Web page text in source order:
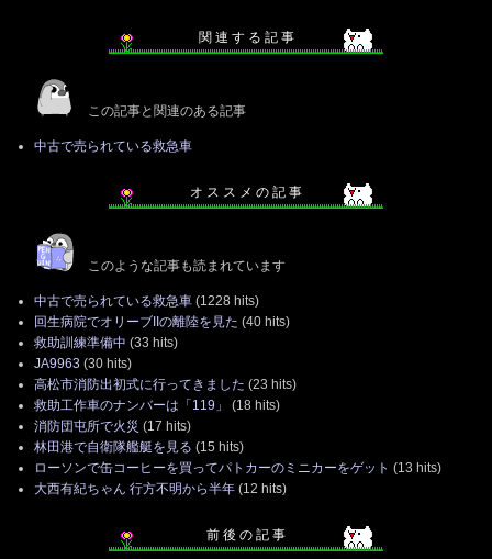
関 連 す る 記 事
この記事と関連のある記事
中古で売られている救急車
オ ス ス メ の 記 事
このような記事も読まれています
中古で売られている救急車 (1228 hits)
回生病院でオリーブIIの離陸を見た (40 hits)
救助訓練準備中 (33 hits)
JA9963 (30 hits)
高松市消防出初式に行ってきました (23 hits)
救助工作車のナンバーは「119」
(18 hits)
消防団屯所で火災 (17 hits)
林田港で自衛隊艦艇を見る (15 hits)
ローソンで缶コーヒーを買ってパトカーのミニカーをゲット (13 hits)
大西有紀ちゃん 行方不明から半年 (12 hits)
前 後 の 記 事